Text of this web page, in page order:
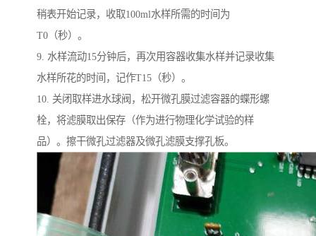
稍表开始记录，收取100ml水样所需的时间为
T0（秒）。
9. 水样流动15分钟后，再次用容器收集水样并记录收集
水样所花的时间，记作T15（秒）。
10. 关闭取样进水球阀，松开微孔膜过滤容器的蝶形螺
栓，将滤膜取出保存（作为进行物理化学试验的样
品）。擦干微孔过滤器及微孔滤膜支撑孔板。